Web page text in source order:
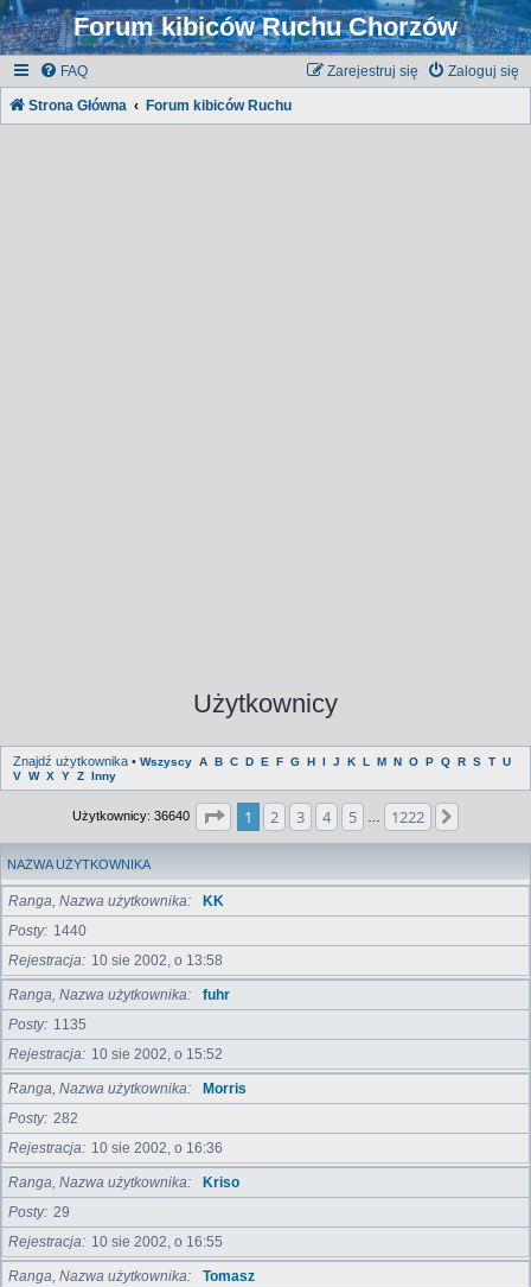
Forum kibiców Ruchu Chorzów
FAQ Zaloguj się
Zarejestruj się
Strona Główna Forum kibiców Ruchu
Użytkownicy
Znajdź użytkownika • Wszyscy A B C D E F G H I J K L M N O P Q R S T U
V W X Y Z Inny
Użytkownicy: 36640 Strona1 z1222
1 2 3 4 5 1222
NAZWA UŻYTKOWNIKA
Ranga, Nazwa użytkownika
KK
Posty
1440
Rejestracja
10 sie 2002, o 13:58
Ranga, Nazwa użytkownika
fuhr
Posty
1135
Rejestracja
10 sie 2002, o 15:52
Ranga, Nazwa użytkownika
Morris
Posty 282
Rejestracja
10 sie 2002, o 16:36
Ranga, Nazwa użytkownika
Kriso
Posty 29
Rejestracja
10 sie 2002, o 16:55
Ranga, Nazwa użytkownika
Tomasz